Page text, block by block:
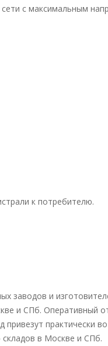
сети с максимальным
к потребителю.
заводов и
и СПб. Оперативный
практически
в Москве и СПб.